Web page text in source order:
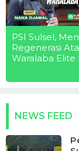
PSI Sulsel,
Regenerasi
Waralaba Elite
NEWS FEED